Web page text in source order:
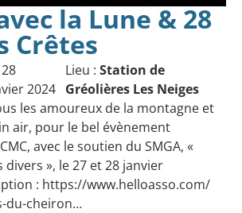
la Lune & 28
Crêtes
2024
Lieu :Station de
Gréolières Les Neiges
les amoureux de la montagne et
air, pour le bel évènement
avec le soutien du SMGA, «
divers », le 27 et 28 janvier
: https://www.helloasso.com/
du-cheiron…